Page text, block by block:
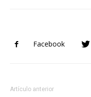
Facebook
Artículo anterior